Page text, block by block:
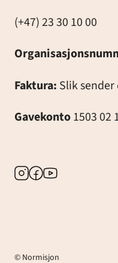
(+47) 23 30 10 00
Faktura: Slik
Gavekonto1503 02
Instagram
Facebook
Youtube
© Normisjon